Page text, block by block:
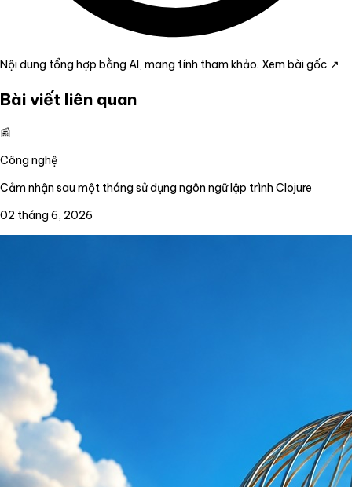
Nội dung tổng hợp bằng AI, mang tính tham khảo. Xem bài gốc ↗
Bài viết liên quan
📰
Công nghệ
Cảm nhận sau một tháng sử dụng ngôn ngữ lập trình Clojure
02 tháng 6, 2026